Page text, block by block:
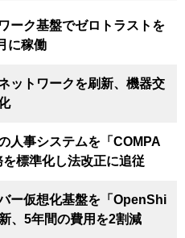
ーク基盤でゼロトラストを
に稼働
ットワークを刷新、機器交
人事システムを「COMPA
標準化し法改正に追従
ー仮想化基盤を「OpenShi
、5年間の費用を2割減